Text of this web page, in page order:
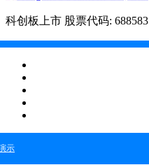
科创板上市 股票代码: 688583
示